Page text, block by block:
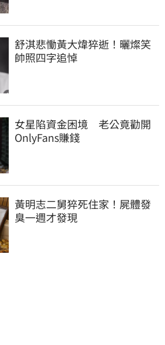
舒淇悲慟黃大煒猝逝！曬燦笑
帥照四字追悼
女星陷資金困境　老公竟勸開
OnlyFans賺錢
黃明志二舅猝死住家！屍體發
臭一週才發現